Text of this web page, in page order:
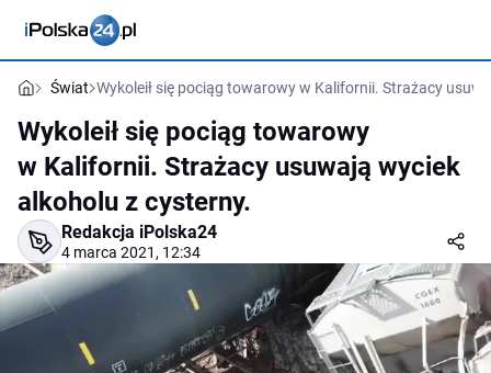
Świat Wykoleił się pociąg towarowy w Kalifornii. Strażacy
Wykoleił się pociąg towarowy
w Kalifornii. Strażacy usuwają wyciek
alkoholu z cysterny.
Redakcja iPolska24
4 marca 2021, 12:34